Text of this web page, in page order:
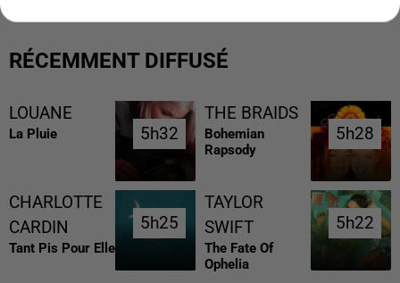
RÉCEMMENT DIFFUSÉ
LOUANE
La Pluie 5h32
5h32
THE BRAIDS
Bohemian
Rapsody
5h28
5h28
CHARLOTTE
CARDIN
Tant Pis Pour Elle
5h25
5h25
TAYLOR
SWIFT
The Fate Of
Ophelia
5h22
5h22